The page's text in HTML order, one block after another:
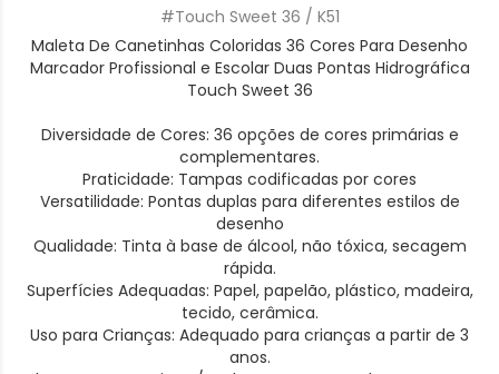
#Touch Sweet 36 / K51
Maleta De Canetinhas Coloridas 36 Cores Para Desenho
Marcador Profissional e Escolar Duas Pontas Hidrográfica
Touch Sweet 36
Diversidade de Cores: 36 opções de cores primárias e
complementares.
Praticidade: Tampas codificadas por cores
Versatilidade: Pontas duplas para diferentes estilos de
desenho
Qualidade: Tinta à base de álcool, não tóxica, secagem
rápida.
Superfícies Adequadas: Papel, papelão, plástico, madeira,
tecido, cerâmica.
Uso para Crianças: Adequado para crianças a partir de 3
anos.